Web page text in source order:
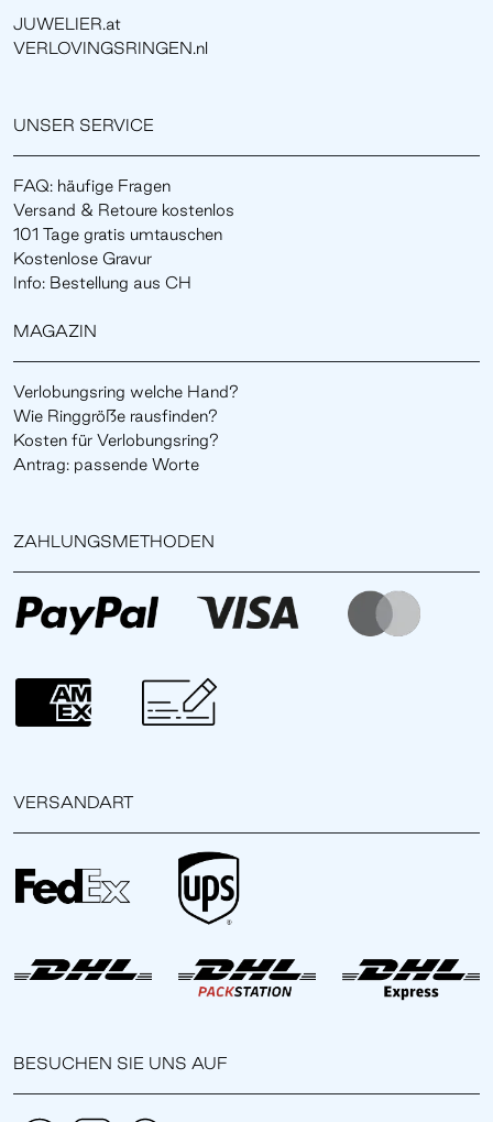
JUWELIER.at
VERLOVINGSRINGEN.nl
UNSER SERVICE
FAQ: häufige Fragen
Versand & Retoure kostenlos
101 Tage gratis umtauschen
Kostenlose Gravur
Info: Bestellung aus CH
MAGAZIN
Verlobungsring welche Hand?
Wie Ringgröße rausfinden?
Kosten für Verlobungsring?
Antrag: passende Worte
ZAHLUNGSMETHODEN
VERSANDART
BESUCHEN SIE UNS AUF